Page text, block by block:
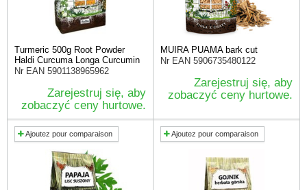
Turmeric 500g Root Powder
Haldi Curcuma Longa Curcumin
Nr EAN 5901138965962
Zarejestruj się, aby
zobaczyć ceny hurtowe.
MUIRA PUAMA bark cut
Nr EAN 5906735480122
Zarejestruj się, aby
zobaczyć ceny hurtowe.
Ajoutez pour comparaison Ajoutez pour comparaison